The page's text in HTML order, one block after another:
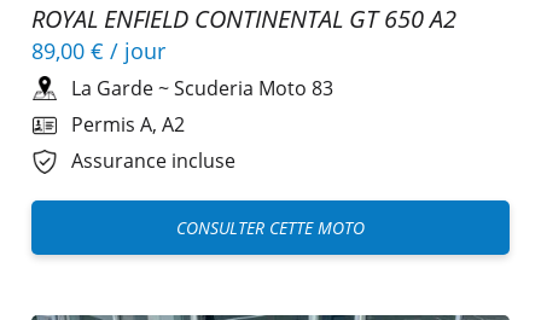
ROYAL ENFIELD CONTINENTAL GT 650 A2
89,00 € / jour
La Garde~Scuderia Moto 83
Permis A, A2
Assurance incluse
CONSULTER CETTE MOTO